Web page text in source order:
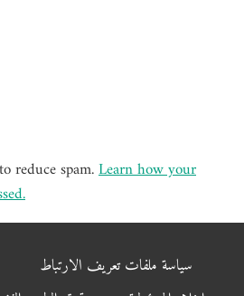
reduce spam.Learn how your
سياسة ملفات تعريف الارتباط